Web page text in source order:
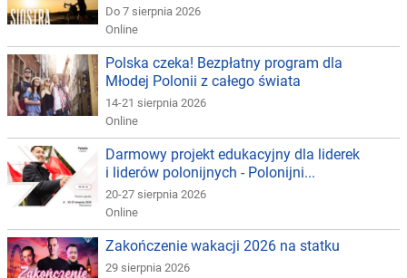
Do 7 sierpnia 2026
Online
Polska czeka! Bezpłatny program dla
Młodej Polonii z całego świata
14-21 sierpnia 2026
Online
Darmowy projekt edukacyjny dla liderek
i liderów polonijnych - Polonijni...
20-27 sierpnia 2026
Online
Zakończenie wakacji 2026 na statku
29 sierpnia 2026